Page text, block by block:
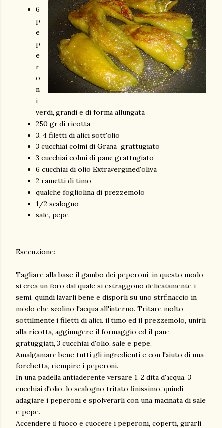
6
p
e
p
e
r
o
n
i
verdi, grandi e di forma allungata
250 gr di ricotta
3, 4 filetti di alici sott'olio
3 cucchiai colmi di Grana grattugiato
3 cucchiai colmi di pane grattugiato
6 cucchiai di olio Extravergined'oliva
2 rametti di timo
qualche fogliolina di prezzemolo
1/2 scalogno
sale, pepe
Esecuzione:
Tagliare alla base il gambo dei peperoni, in questo modo
si crea un foro dal quale si estraggono delicatamente i
semi, quindi lavarli bene e disporli su uno strfinaccio in
modo che scolino l'acqua all'interno. Tritare molto
sottilmente i filetti di alici. il timo ed il prezzemolo, unirli
alla ricotta, aggiungere il formaggio ed il pane
gratuggiati, 3 cucchiai d'olio, sale e pepe.
Amalgamare bene tutti gli ingredienti e con l'aiuto di una
forchetta, riempire i peperoni.
In una padella antiaderente versare 1, 2 dita d'acqua, 3
cucchiai d'olio, lo scalogno tritato finissimo, quindi
adagiare i peperoni e spolverarli con una macinata di sale
e pepe.
Accendere il fuoco e cuocere i peperoni, coperti, girarli